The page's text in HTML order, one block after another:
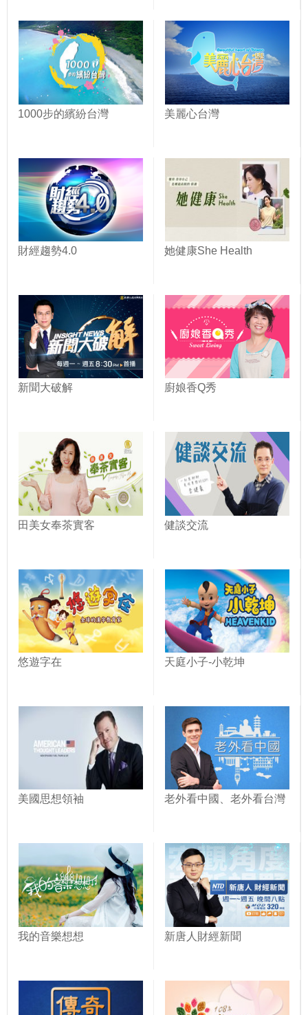
1000步的繽紛台灣 美麗心台灣
財經趨勢4.0 她健康She Health
新聞大破解 廚娘香Q秀
田美女奉茶實客 健談交流
悠遊字在 天庭小子-小乾坤
美國思想領袖 老外看中國、老外看台灣
我的音樂想想 新唐人財經新聞